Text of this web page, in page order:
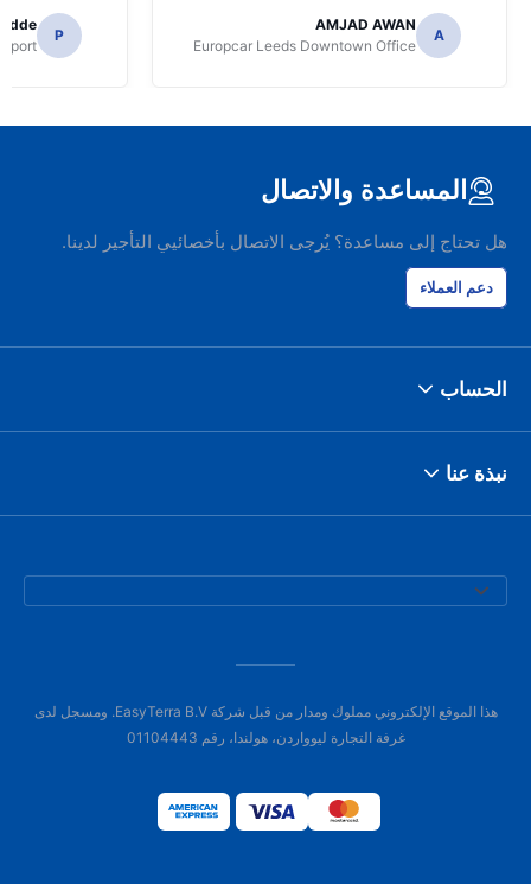
A
AMJAD AWAN
Europcar Leeds Downtown Office
of collection.
P
المساعدة والاتصال
هل تحتاج إلى مساعدة؟ يُرجى الاتصال بأخصائيي التأجير لدينا.
دعم العملاء
الحساب
نبذة عنا
هذا الموقع الإلكتروني مملوك ومدار من قبل شركة EasyTerra B.V. ومسجل لدى
غرفة التجارة ليوواردن، هولندا، رقم 01104443